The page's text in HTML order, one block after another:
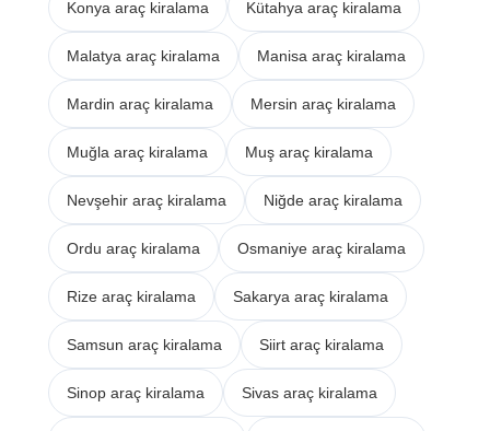
Konya araç kiralama Kütahya araç kiralama
Malatya araç kiralama Manisa araç kiralama
Mardin araç kiralama Mersin araç kiralama
Muğla araç kiralama Muş araç kiralama
Nevşehir araç kiralama Niğde araç kiralama
Ordu araç kiralama Osmaniye araç kiralama
Rize araç kiralama Sakarya araç kiralama
Samsun araç kiralama Siirt araç kiralama
Sinop araç kiralama Sivas araç kiralama